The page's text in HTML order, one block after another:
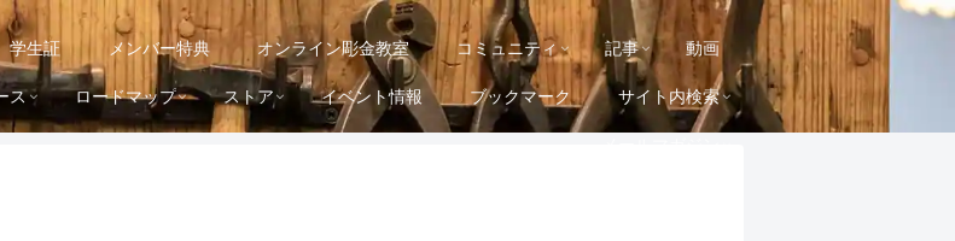
学生証 メンバー特典 オンライン彫金教室 コミュニティ 記事 動画
ス ロードマップ ストア イベント情報 ブックマーク サイト内検索